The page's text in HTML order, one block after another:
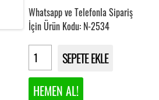
Whatsapp ve Telefonla Sipariş
İçin Ürün Kodu: N-2534
SEPETE EKLE
HEMEN AL!